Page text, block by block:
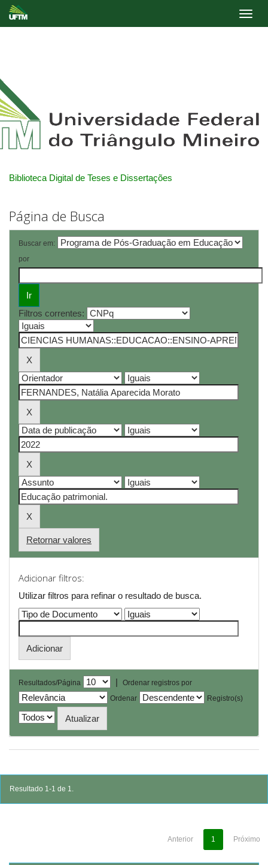
Biblioteca Digital de Teses e Dissertações
Página de Busca
Buscar em:
por
Filtros correntes:
Retornar valores
Adicionar filtros:
Utilizar filtros para refinar o resultado de busca.
Resultados/Página |
Ordenar registros por
Ordenar
Registro(s)
Resultado 1-1 de 1.
Anterior 1 Próximo